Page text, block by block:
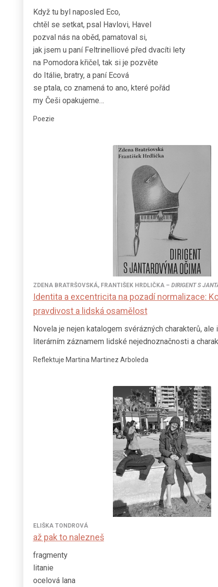
Když tu byl naposled Eco,
chtěl se setkat, psal Havlovi, Havel
pozval nás na oběd, pamatoval si,
jak jsem u paní Feltrinelliové před dvacíti lety
na Pomodora křičel, tak si je pozvěte
do Itálie, bratry, a paní Ecová
se ptala, co znamená to ano, které pořád
my Češi opakujeme…
Poezie
ZDENA BRATRŠOVSKÁ, FRANTIŠEK HRDLIČKA– DIRIGENT S
Identita a excentricita na pozadí normalizace:
pravdivost a lidská osamělost
Novela je nejen katalogem svérázných charakterů, ale
literárním záznamem lidské nejednoznačnosti a
Reflektuje Martina Martinez Arboleda
ELIŠKA TONDROVÁ
až pak to nalezneš
fragmenty
litanie
ocelová lana